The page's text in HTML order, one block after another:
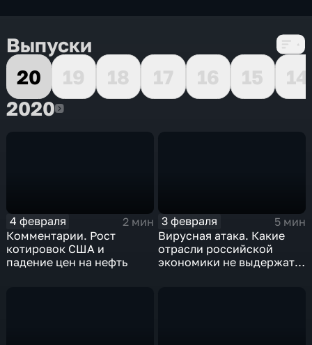
Выпуски
20
19 18 17 16 15
14
20202020
4 февраля
2 мин
Комментарии. Рост
котировок США и
падение цен на нефть
3 февраля
5 мин
Вирусная атака. Какие
отрасли российской
экономики не выдержат